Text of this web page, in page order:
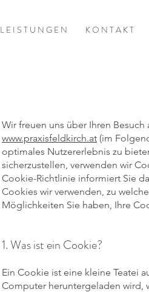
L E I S T U N G E N K O N T A K T
Wir freuen uns über Ihren Besuch
www.praxisfeldkirch.at (im
optimales Nutzererlebnis zu
sicherzustellen, verwenden wir
Cookie-Richtlinie informiert Sie
Cookies wir verwenden, zu
Möglichkeiten Sie haben, Ihre
1. Was ist ein Cookie?
Ein Cookie ist eine kleine Teatei
Computer heruntergeladen wird,